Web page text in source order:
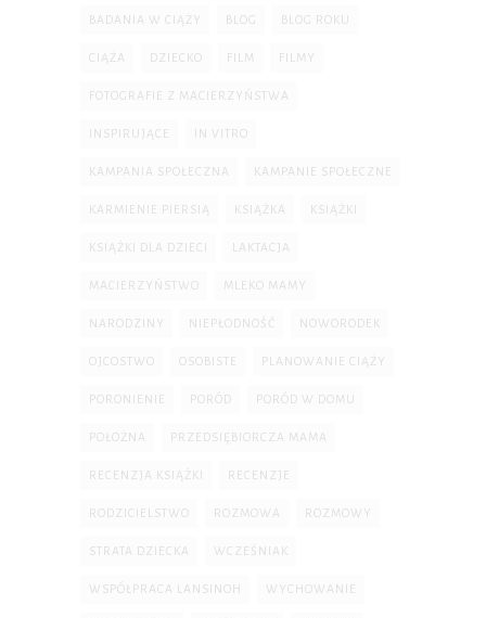
BADANIA W CIĄŻY BLOG BLOG ROKU
CIĄŻA DZIECKO FILM FILMY
FOTOGRAFIE Z MACIERZYŃSTWA
INSPIRUJĄCE IN VITRO
KAMPANIA SPOŁECZNA KAMPANIE SPOŁECZNE
KARMIENIE PIERSIĄ KSIĄŻKA KSIĄŻKI
KSIĄŻKI DLA DZIECI LAKTACJA
MACIERZYŃSTWO MLEKO MAMY
NARODZINY NIEPŁODNOŚĆ NOWORODEK
OJCOSTWO OSOBISTE PLANOWANIE CIĄŻY
PORONIENIE PORÓD PORÓD W DOMU
POŁOŻNA PRZEDSIĘBIORCZA MAMA
RECENZJA KSIĄŻKI RECENZJE
RODZICIELSTWO ROZMOWA ROZMOWY
STRATA DZIECKA WCZEŚNIAK
WSPÓŁPRACA LANSINOH WYCHOWANIE